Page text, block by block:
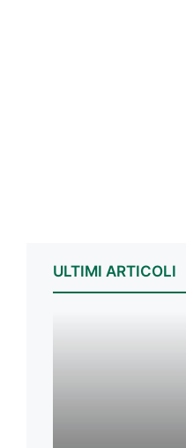
ULTIMI ARTICOLI